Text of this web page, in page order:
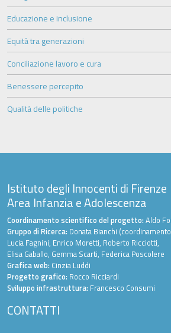
Educazione e inclusione
Equità tra generazioni
Conciliazione lavoro e cura
Benessere percepito
Qualità delle politiche
Istituto degli Innocenti di Firenze
Area Infanzia e Adolescenza
Coordinamento scientifico del progetto: Aldo
Gruppo di Ricerca: Donata Bianchi
Lucia Fagnini, Enrico Moretti, Roberto Ricciotti,
Elisa Gaballo, Gemma Scarti, Federica Poscolere
Grafica web: Cinzia Luddi
Progetto grafico: Rocco Ricciardi
Sviluppo infrastruttura: Francesco Consumi
CONTATTI